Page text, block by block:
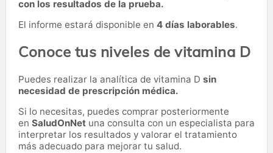
con los resultados de la prueba.
El informe estará disponible en 4 días laborables.
Conoce tus niveles de vitamina D
Puedes realizar la analítica de vitamina D sin
necesidad de prescripción médica.
Si lo necesitas, puedes comprar posteriormente
en SaludOnNet una consulta con un especialista para
interpretar los resultados y valorar el tratamiento
más adecuado para mejorar tu salud.